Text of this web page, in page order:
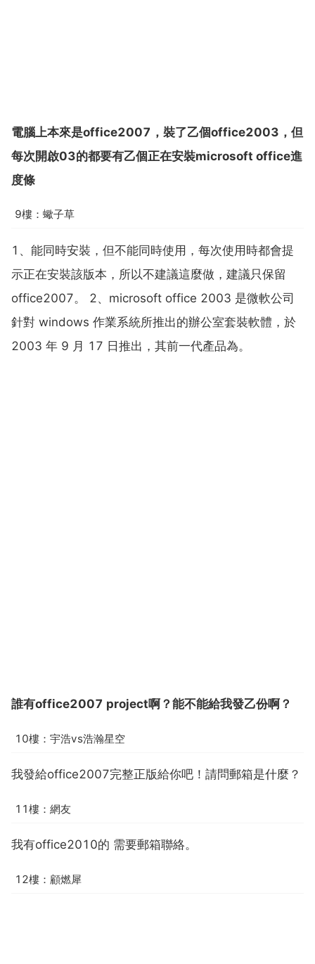
電腦上本來是office2007，裝了乙個office2003，但
每次開啟03的都要有乙個正在安裝microsoft office進
度條
9樓：蠍子草
1、能同時安裝，但不能同時使用，每次使用時都會提
示正在安裝該版本，所以不建議這麼做，建議只保留
office2007。 2、microsoft office 2003 是微軟公司
針對 windows 作業系統所推出的辦公室套裝軟體，於
2003 年 9 月 17 日推出，其前一代產品為。
誰有office2007 project啊？能不能給我發乙份啊？
10樓：宇浩vs浩瀚星空
我發給office2007完整正版給你吧！請問郵箱是什麼？
11樓：網友
我有office2010的 需要郵箱聯絡。
12樓：顧燃犀